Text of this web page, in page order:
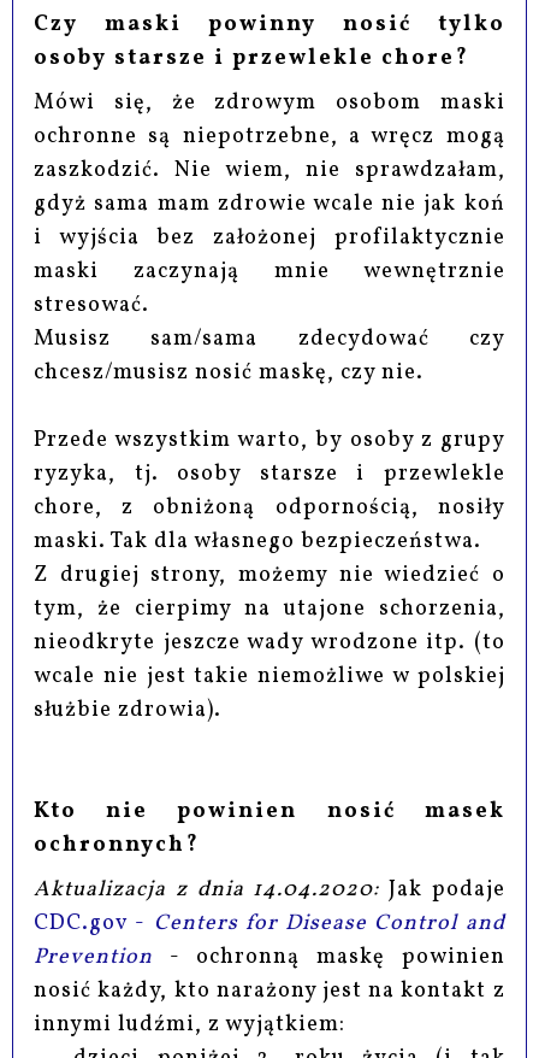
Czy maski powinny nosić tylko
osoby starsze i przewlekle chore?
Mówi się, że zdrowym osobom maski
ochronne są niepotrzebne, a wręcz mogą
zaszkodzić. Nie wiem, nie sprawdzałam,
gdyż sama mam zdrowie wcale nie jak koń
i wyjścia bez założonej profilaktycznie
maski zaczynają mnie wewnętrznie
stresować.
Musisz sam/sama zdecydować czy
chcesz/musisz nosić maskę, czy nie.
Przede wszystkim warto, by osoby z grupy
ryzyka, tj. osoby starsze i przewlekle
chore, z obniżoną odpornością, nosiły
maski. Tak dla własnego bezpieczeństwa.
Z drugiej strony, możemy nie wiedzieć o
tym, że cierpimy na utajone schorzenia,
nieodkryte jeszcze wady wrodzone itp. (to
wcale nie jest takie niemożliwe w polskiej
służbie zdrowia).
Kto nie powinien nosić masek
ochronnych?
Aktualizacja z dnia 14.04.2020: Jak podaje
CDC.gov - Centers for Disease Control and
Prevention - ochronną maskę powinien
nosić każdy, kto narażony jest na kontakt z
innymi ludźmi, z wyjątkiem: